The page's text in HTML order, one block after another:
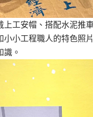
工安帽、搭配水泥推
小工程職人的特色照
。